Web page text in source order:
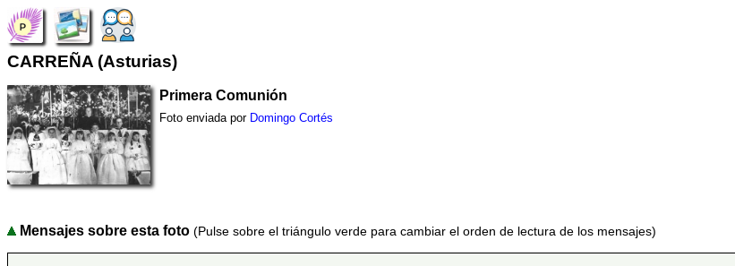
CARREÑA (Asturias)
Primera Comunión
Foto enviada por Domingo Cortés
Mensajes sobre esta foto (Pulse sobre el triángulo verde para cambiar el orden de lectura de los mensajes)